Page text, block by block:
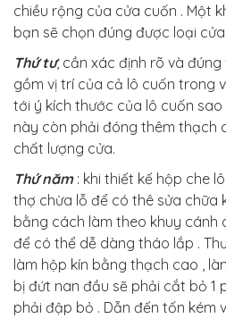
chiều rộng của cửa cuốn . Một
bạn sẽ chọn đúng được loại
Thứ tư, cần xác định rõ và
gồm vị trí của cả lô cuốn trong
tới ý kích thước của lô cuốn
này còn phải đóng thêm thạch
chất lượng cửa.
Thứ năm: khi thiết kế hộp che
thợ chừa lỗ để có thê sửa chữa
bằng cách làm theo khuy cánh
để có thể dễ dàng tháo lắp .
làm hộp kín bằng thạch cao ,
bị đứt nan đầu sẽ phải cắt bỏ 1
phải đập bỏ . Dẫn đến tốn kém